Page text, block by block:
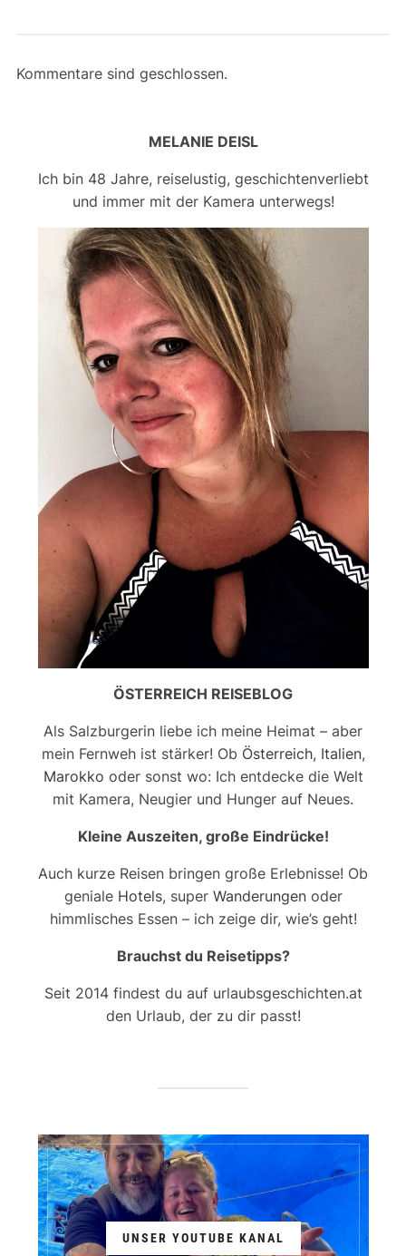
Kommentare sind geschlossen.
MELANIE DEISL
Ich bin 48 Jahre, reiselustig, geschichtenverliebt
und immer mit der Kamera unterwegs!
ÖSTERREICH REISEBLOG
Als Salzburgerin liebe ich meine Heimat – aber
mein Fernweh ist stärker! Ob Österreich, Italien,
Marokko oder sonst wo: Ich entdecke die Welt
mit Kamera, Neugier und Hunger auf Neues.
Kleine Auszeiten, große Eindrücke!
Auch kurze Reisen bringen große Erlebnisse! Ob
geniale Hotels, super Wanderungenoder
himmlisches Essen – ich zeige dir, wie’s geht!
Brauchst du Reisetipps?
Seit 2014 findest du auf urlaubsgeschichten.at
den Urlaub, der zu dir passt!
UNSER YOUTUBE KANAL